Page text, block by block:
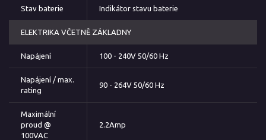
Stav baterie Indikátor stavu baterie
ELEKTRIKA VČETNĚ ZÁKLADNY
Napájení 100 - 240V 50/60 Hz
Napájení / max.
rating
90 - 264V 50/60 Hz
Maximální
proud @
100VAC
2.2Amp